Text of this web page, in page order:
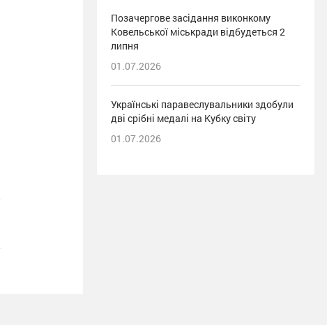
Позачергове засідання виконкому
Ковельської міськради відбудеться 2
липня
01.07.2026
Українські паравеслувальники здобули
дві срібні медалі на Кубку світу
01.07.2026